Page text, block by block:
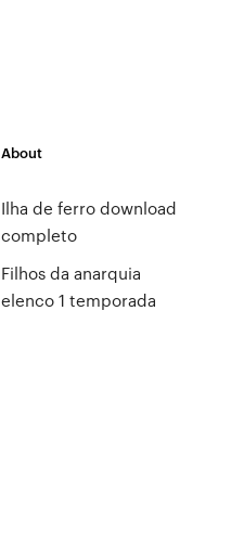
About
Ilha de ferro download
completo
Filhos da anarquia
elenco 1 temporada